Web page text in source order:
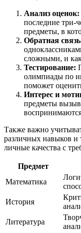
Анализ оценок:
последние три-
предметы, в
Обратная
сложными, и
Тестирование:
олимпиады по
поможет
Интерес и
предметы
Также важно
различных навыков
личные качества с
Предмет
Математика
История
Литература